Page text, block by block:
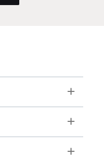
Toggle
Toggle
Toggle